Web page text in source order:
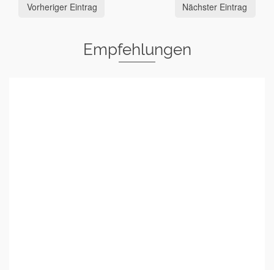
Vorheriger Eintrag Nächster Eintrag
Empfehlungen